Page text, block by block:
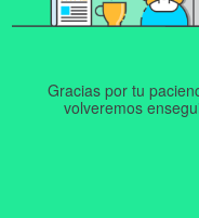
Gracias por tu
volveremos